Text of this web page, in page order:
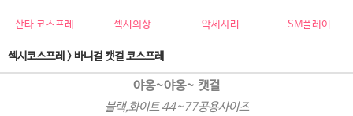
산타 코스프레 섹시의상 악세사리 SM플레이
섹시코스프레 > 바니걸 캣걸 코스프레
야옹~야옹~ 캣걸
블랙,화이트 44~77공용사이즈